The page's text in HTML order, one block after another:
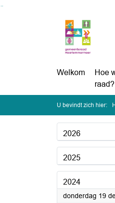
Welkom
Hoe
raad?
U bevindt zich hier:
2026
2025
2024
donderdag 19